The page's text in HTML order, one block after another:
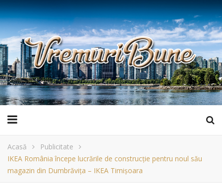
Acasă
Publicitate
IKEA România începe lucrările de construcție pentru noul său
magazin din Dumbrăvița – IKEA Timișoara